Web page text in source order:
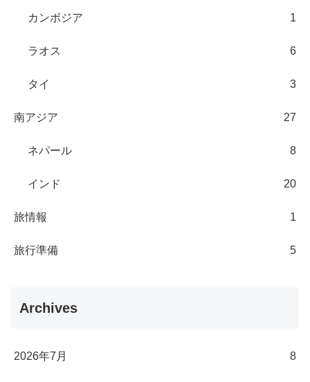
カンボジア 1
ラオス 6
タイ 3
南アジア 27
ネパール 8
インド 20
旅情報 1
旅行準備 5
Archives
2026年7月 8